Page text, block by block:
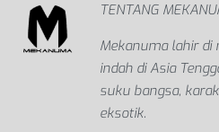
TENTANG
Mekanuma lahir di
indah di Asia
suku bangsa,
eksotik.